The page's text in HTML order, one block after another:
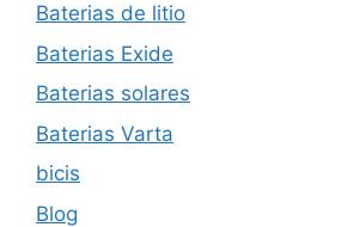
Baterias de litio
Baterias Exide
Baterias solares
Baterias Varta
bicis
Blog